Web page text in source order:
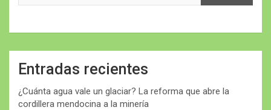
Entradas recientes
¿Cuánta agua vale un glaciar? La reforma que abre la
cordillera mendocina a la minería